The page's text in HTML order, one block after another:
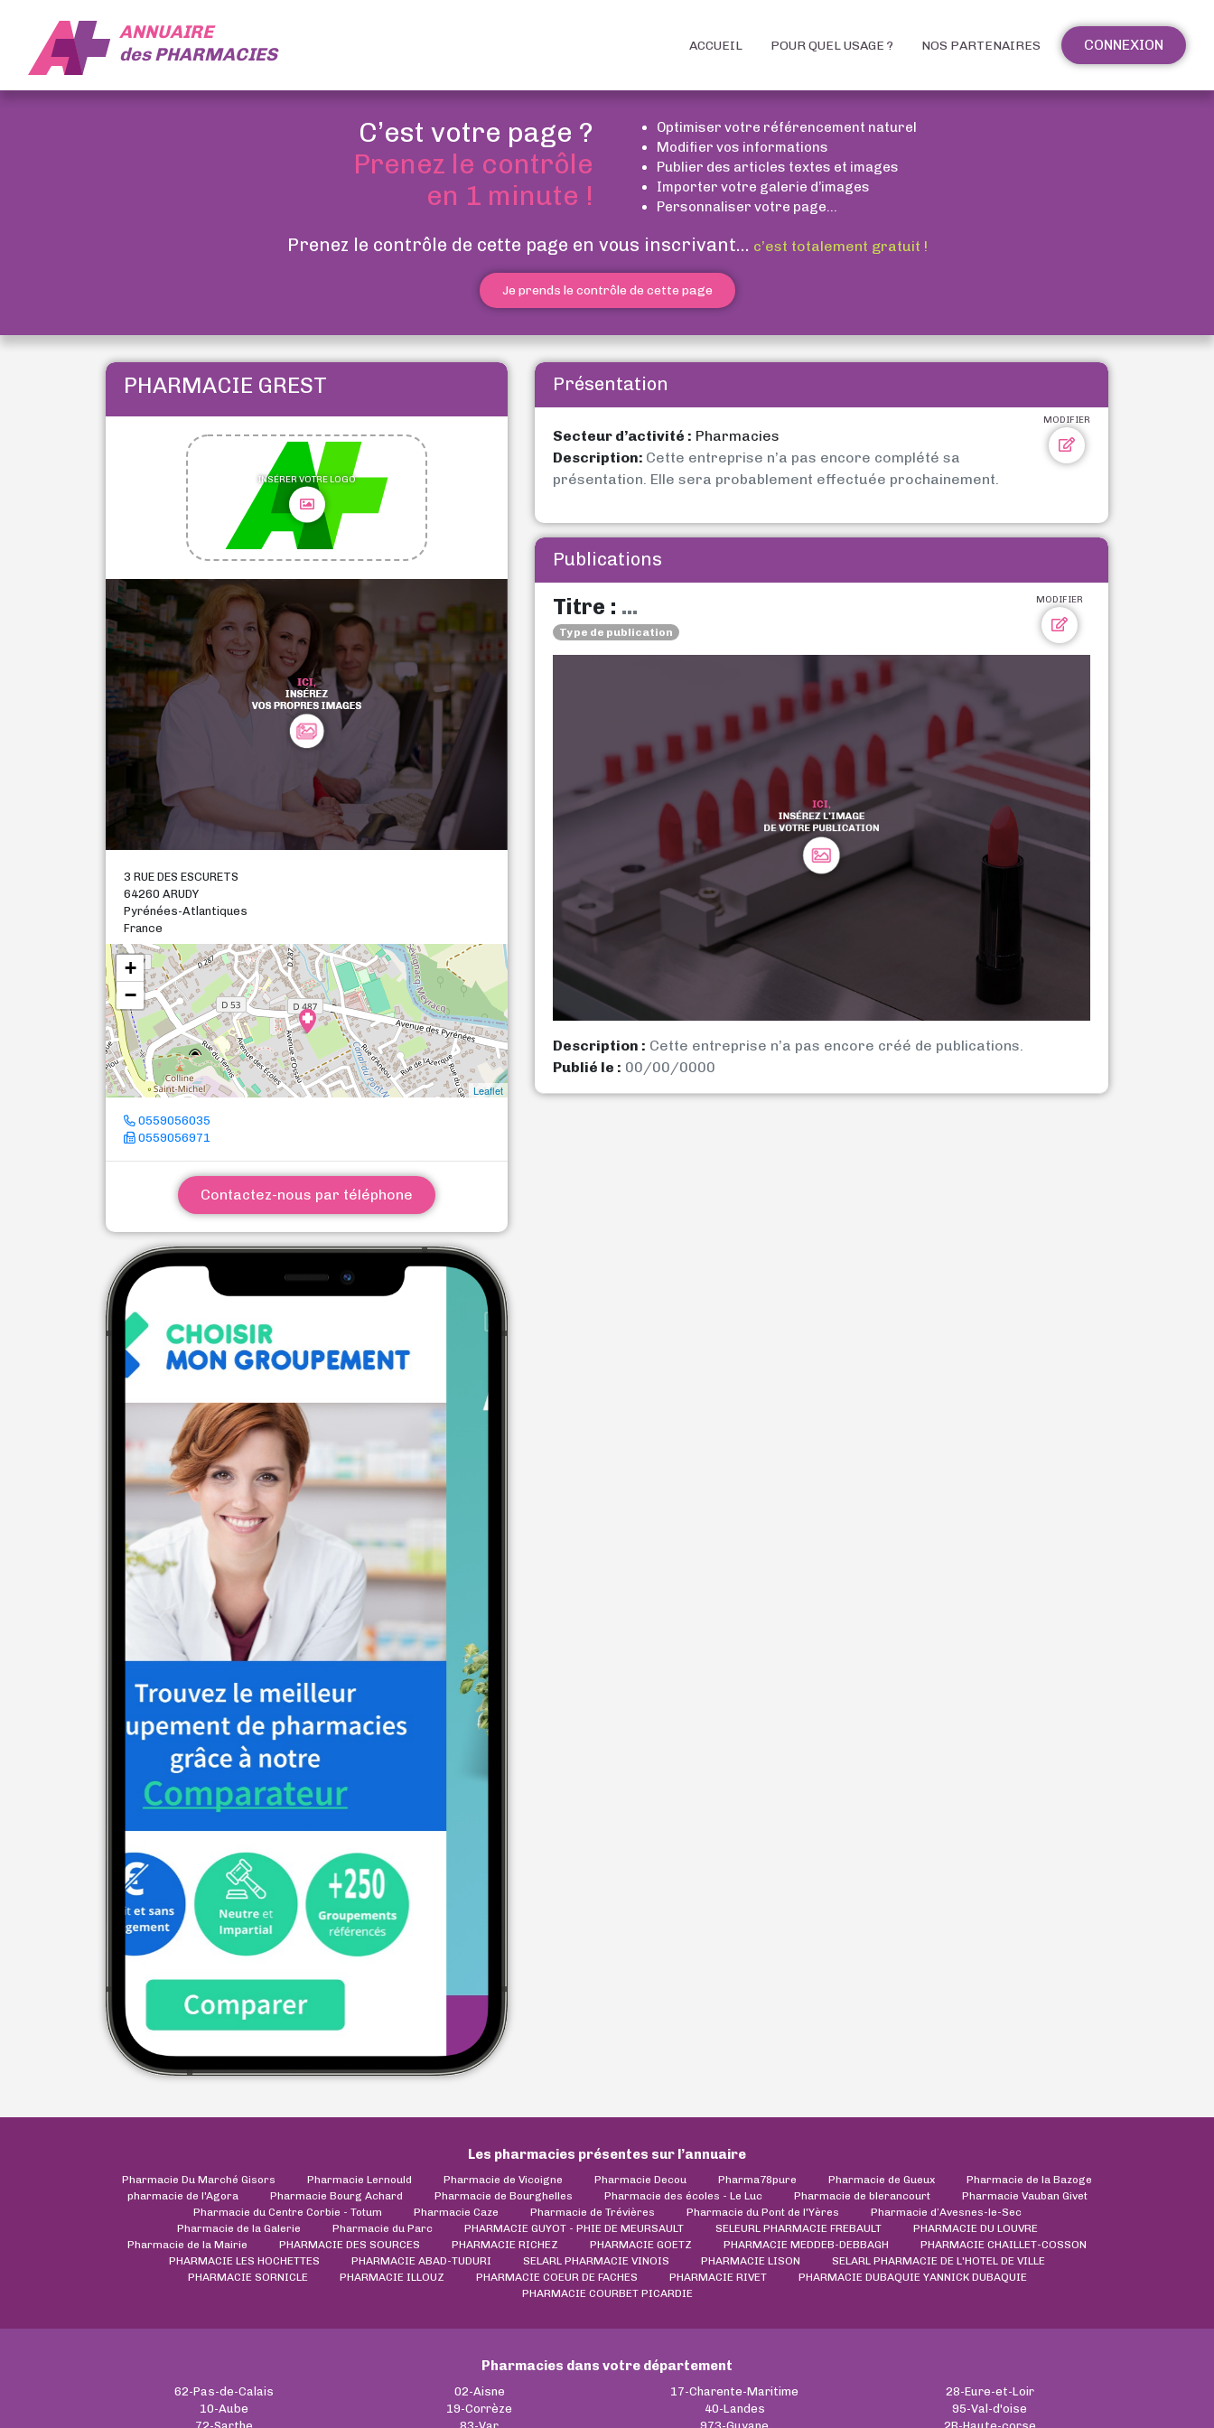
ANNUAIRE
desPHARMACIES ACCUEIL POUR QUEL USAGE ? NOS PARTENAIRES CONNEXION
C’est votre page ?
Prenez le contrôle
en 1 minute !
Optimiser votre référencement naturel
Modifier vos informations
Publier des articles textes et images
Importer votre galerie d’images
Personnaliser votre page...
Prenez le contrôle de cette page en vous inscrivant... c’est totalement gratuit !
Je prends le contrôle de cette page
PHARMACIE GREST
INSÉRER VOTRE LOGO
3 RUE DES ESCURETS
64260 ARUDY
Pyrénées-Atlantiques
France
+
−
Leaflet
0559056035
0559056971
Contactez-nous par téléphone
Présentation
MODIFIER
Secteur d’activité : Pharmacies
Description: Cette entreprise n’a pas encore complété sa
présentation. Elle sera probablement effectuée prochainement.
Publications
MODIFIER
Titre : ...
Type de publication
Description : Cette entreprise n’a pas encore créé de publications.
Publié le : 00/00/0000
Les pharmacies présentes sur l’annuaire
Pharmacie Du Marché Gisors Pharmacie Lernould Pharmacie de Vicoigne Pharmacie Decou Pharma78pure Pharmacie de Gueux
Pharmacie de la Bazoge
pharmacie de l'Agora
Pharmacie Bourg Achard Pharmacie de Bourghelles Pharmacie des écoles - Le Luc Pharmacie de blerancourt
Pharmacie Vauban Givet
Pharmacie du Centre Corbie - Totum
Pharmacie Caze Pharmacie de Trévières Pharmacie du Pont de l'Yères
Pharmacie d’Avesnes-le-Sec
Pharmacie de la Galerie
Pharmacie du Parc PHARMACIE GUYOT - PHIE DE MEURSAULT SELEURL PHARMACIE FREBAULT
PHARMACIE DU LOUVRE
Pharmacie de la Mairie
PHARMACIE DES SOURCES PHARMACIE RICHEZ PHARMACIE GOETZ PHARMACIE MEDDEB-DEBBAGH
PHARMACIE CHAILLET-COSSON
PHARMACIE LES HOCHETTES
PHARMACIE ABAD-TUDURI SELARL PHARMACIE VINOIS PHARMACIE LISON
SELARL PHARMACIE DE L'HOTEL DE VILLE
PHARMACIE SORNICLE
PHARMACIE ILLOUZ PHARMACIE COEUR DE FACHES PHARMACIE RIVET
PHARMACIE DUBAQUIE YANNICK DUBAQUIE
PHARMACIE COURBET PICARDIE
Pharmacies dans votre département
62-Pas-de-Calais
10-Aube
02-Aisne
19-Corrèze
17-Charente-Maritime
40-Landes
28-Eure-et-Loir
95-Val-d'oise